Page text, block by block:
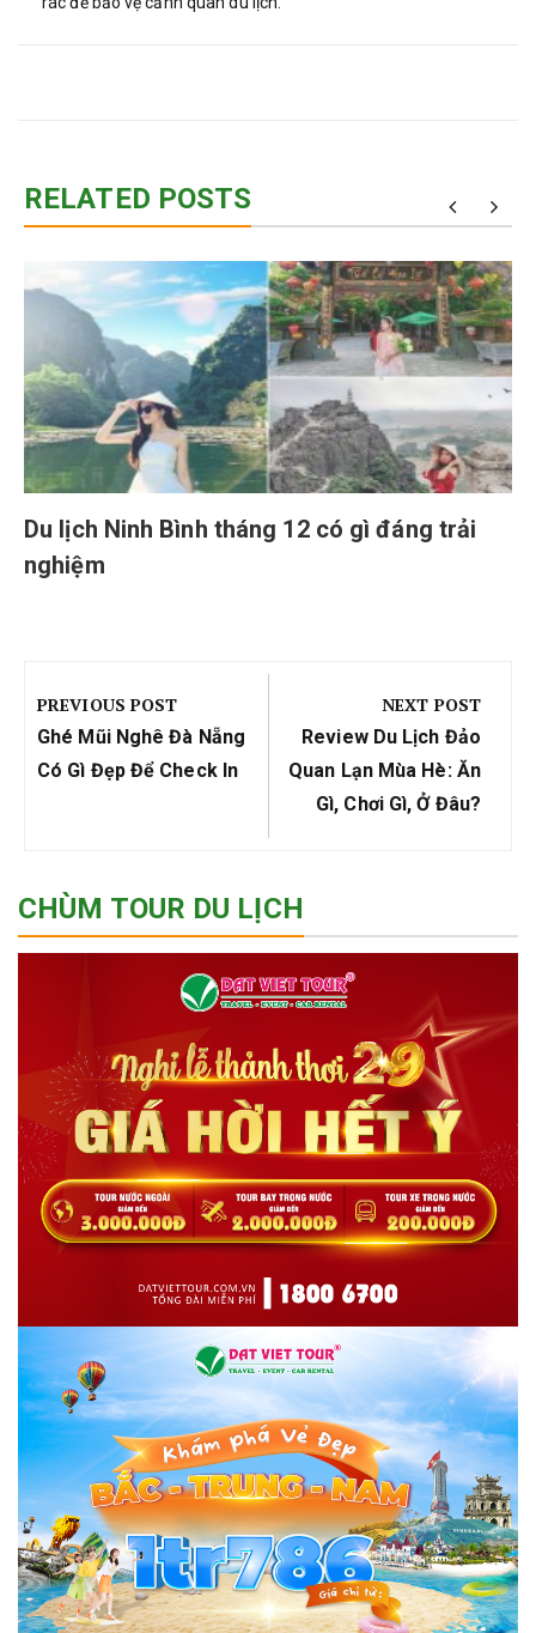
RELATED POSTS
Du lịch Ninh Bình tháng 12 có gì đáng trải
nghiệm
hướng
bài
viết
PREVIOUS POST
Previous
Post:
Ghé Mũi Nghê Đà Nẵng
Có Gì Đẹp Để Check In
NEXT POST
Next
Post:
Review Du Lịch Đảo
Quan Lạn Mùa Hè: Ăn
Gì, Chơi Gì, Ở Đâu?
CHÙM TOUR DU LỊCH